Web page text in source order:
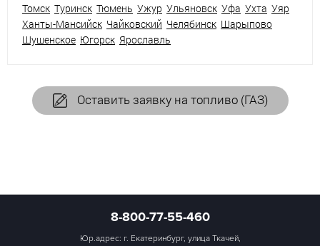
Томск Туринск Тюмень Ужур Ульяновск Уфа Ухта Уяр
Ханты-Мансийск Чайковский Челябинск Шарыпово
Шушенское Югорск Ярославль
Оставить заявку на топливо (ГАЗ)
8-800-77-55-460
Юр.адрес: г. Екатеринбург, улица Ткачей,